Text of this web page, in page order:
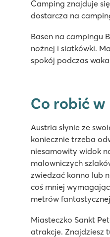
Basen i brodzik dla
Idealny dla
Camping znajduje
dostarcza na
Basen na campingu
nożnej i siatkówki.
spokój podczas
Co robić
Austria słynie ze
koniecznie trzeba
niesamowity widok
malowniczych
zwiedzać konno lub
coś mniej
metrów
Miasteczko Sankt
atrakcje. Znajdziesz